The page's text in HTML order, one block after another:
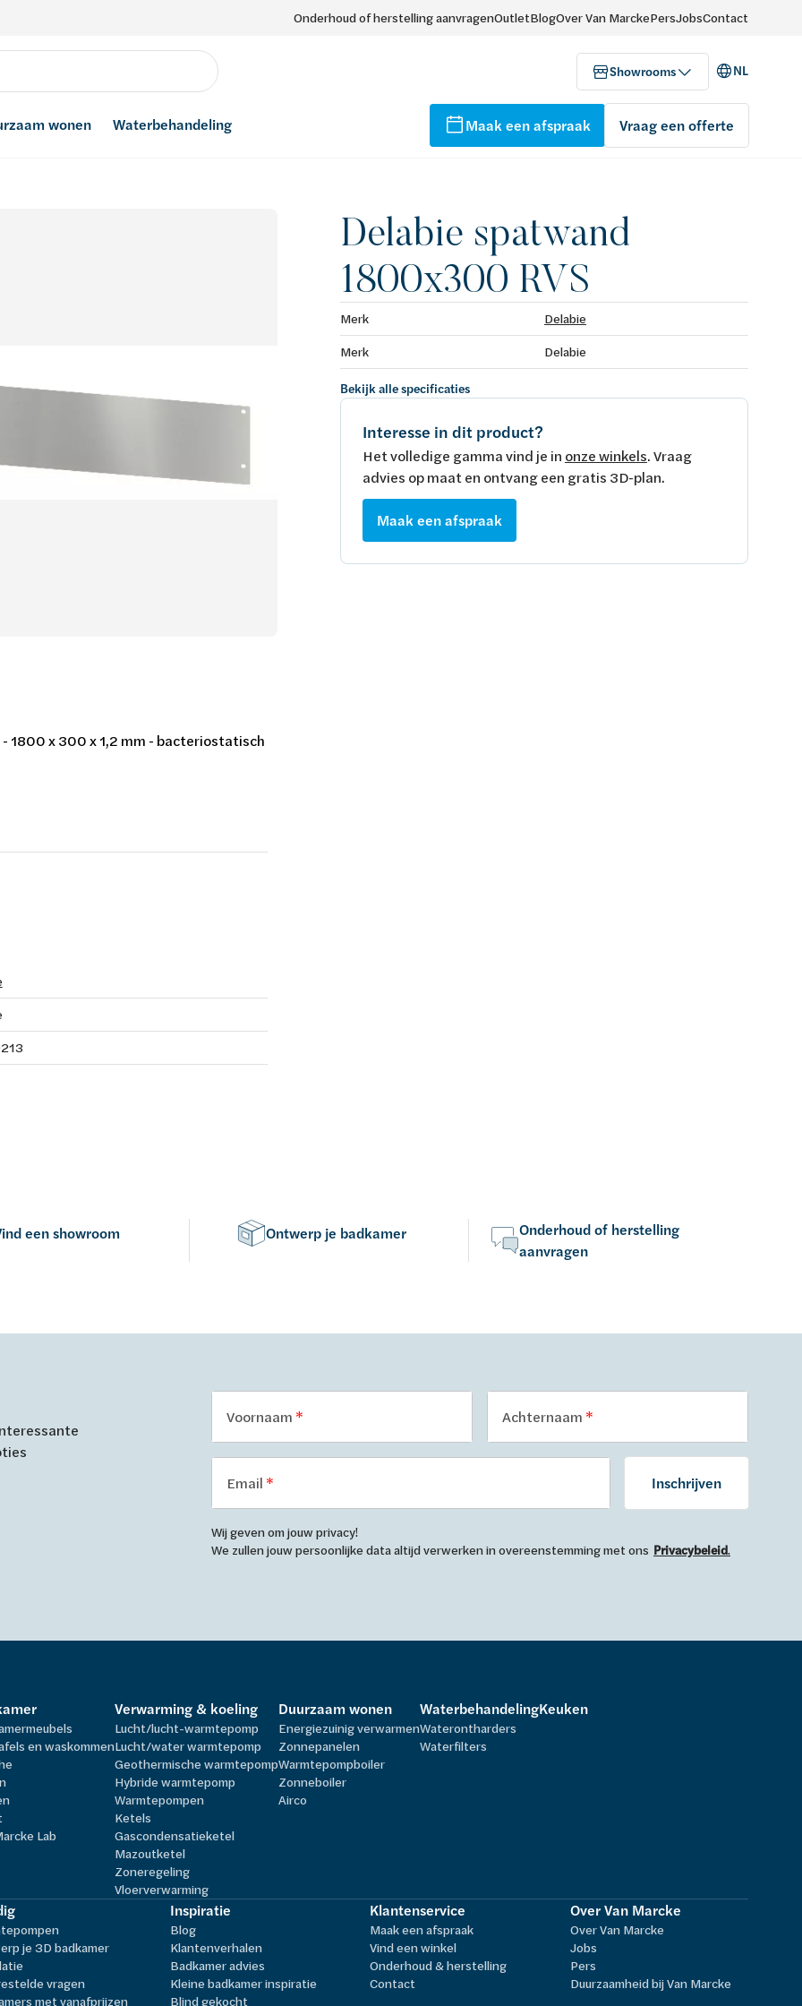
Onderhoud of herstelling aanvragenOutletBlogOver Van MarckePersJobsContact
Showrooms NL
wonen Waterbehandeling Maak een afspraak Vraag een offerte
Delabie spatwand
1800x300 RVS
Merk
Delabie
Merk
Delabie
Bekijk alle specificaties
Interesse in dit product?
Het volledige gamma vind je in onze winkels. Vraag
advies op maat en ontvang een gratis 3D-plan.
Maak een afspraak
1800 x 300 x 1,2 mm - bacteriostatisch
een showroom Ontwerp je badkamer
Onderhoud of herstelling
aanvragen
Voornaam Achternaam
Email Inschrijven
Wij geven om jouw privacy!
We zullen jouw persoonlijke data altijd verwerken in overeenstemming met ons Privacybeleid.
en waskommen
Lab
Verwarming & koeling
Lucht/lucht-warmtepomp
Lucht/water warmtepomp
Geothermische warmtepomp
Hybride warmtepomp
Warmtepompen
Ketels
Gascondensatieketel
Mazoutketel
Zoneregeling
Vloerverwarming
Duurzaam wonen
Energiezuinig verwarmen
Zonnepanelen
Warmtepompboiler
Zonneboiler
Airco
Waterbehandeling
Waterontharders
Waterfilters
Keuken
je 3D badkamer
vragen
met vanafprijzen
Inspiratie
Blog
Klantenverhalen
Badkamer advies
Kleine badkamer inspiratie
Blind gekocht
Klantenservice
Maak een afspraak
Vind een winkel
Onderhoud & herstelling
Contact
Over Van Marcke
Over Van Marcke
Jobs
Pers
Duurzaamheid bij Van Marcke